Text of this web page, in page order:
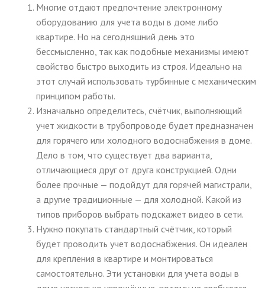
Многие отдают предпочтение электронному
оборудованию для учета воды в доме либо
квартире. Но на сегодняшний день это
бессмысленно, так как подобные механизмы имеют
свойство быстро выходить из строя. Идеально на
этот случай использовать турбинные с механическим
принципом работы.
Изначально определитесь, счётчик, выполняющий
учет жидкости в трубопроводе будет предназначен
для горячего или холодного водоснабжения в доме.
Дело в том, что существует два варианта,
отличающиеся друг от друга конструкцией. Одни
более прочные — подойдут для горячей магистрали,
а другие традиционные — для холодной. Какой из
типов приборов выбрать подскажет видео в сети.
Нужно покупать стандартный счётчик, который
будет проводить учет водоснабжения. Он идеален
для крепления в квартире и монтироваться
самостоятельно. Эти установки для учета воды в